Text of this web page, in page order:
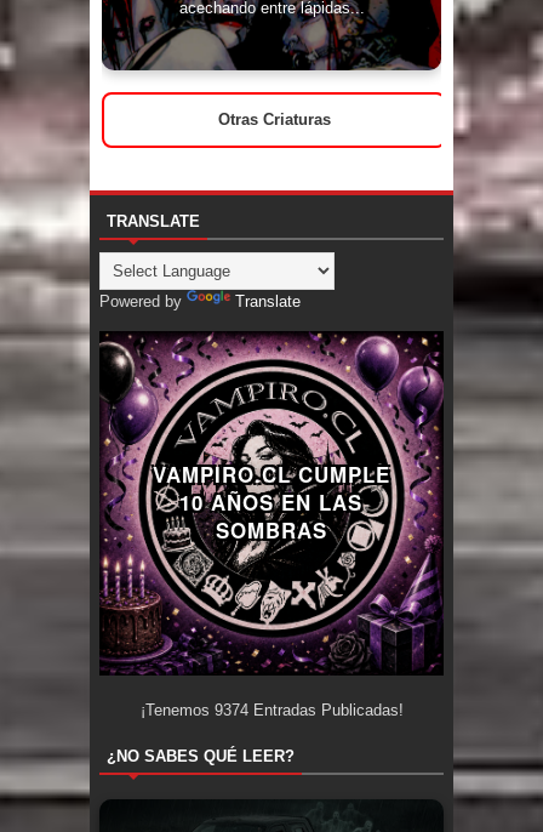
acechando entre lápidas...
Otras Criaturas
TRANSLATE
Powered by Translate
VAMPIRO.CL CUMPLE
10 AÑOS EN LAS
SOMBRAS
¡Tenemos 9374Entradas Publicadas!
¿NO SABES QUÉ LEER?